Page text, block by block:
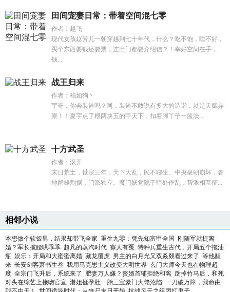
田间宠妻日常：带着空间混七零
作者：越飞
现代女孩赵芳儿一朝穿越到七十年代，什么？吃不饱，睡不好，
买个东西要钱还要票，连出门都要介绍信？！幸好空间在手，
钱...
战王归来
作者：稳如狗丶
宇哥，你会装逼吗？呵，装逼不敢说有多大的造诣，就是天赋异
禀！！夏宇点了根两块五的甲天下，扣着脚丫子一脸淡...
十方武圣
作者：滚开
末日荒土，世宗三年，天下大乱，民不聊生。中央皇朝崩坏，各
地群雄割据，门派独立。魔门妖党隐于暗处作乱，帮派相互征...
相邻小说
本想做个软饭男，结果却带飞全家 重生九零：凭先知富甲全国
刚随军就提离
婚？军长揽腰哄乖乖 超凡的蒸汽时代 寡人有冤 特种兵重生古代，开局五个拖油
瓶 娱乐：开局和大蜜蜜离婚 藏龙覆虎 男主的白月光又双叒叕看过来了 等他醒
来 长安剑客萧书生叁 我用马克思主义改变大明世界 玄门大师今天也在物理超
度 全宗门飞升后，系统来了 肥妻万人嫌？赘婿首辅拒绝和离 踹掉竹马后，和死
对头在综艺上接吻官宣 港姐挺孕肚一胎三宝豪门大佬沦陷 一刀破万障，我命由